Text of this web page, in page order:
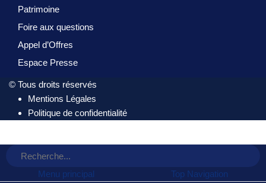
Patrimoine
Foire aux questions
Appel d’Offres
Espace Presse
© Tous droits réservés
Mentions Légales
Politique de confidentialité
Menu principal
Top Navigation